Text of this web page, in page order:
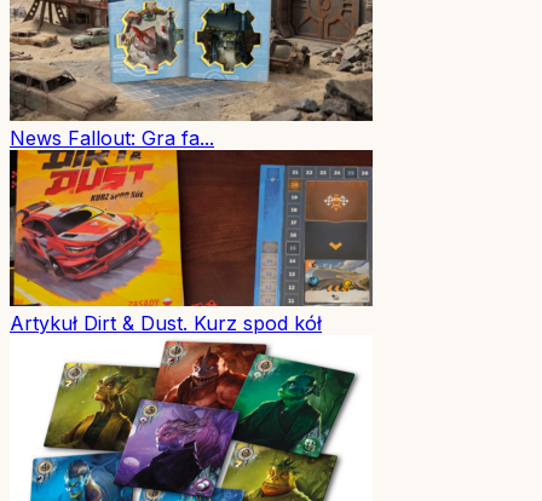
News Fallout: Gra fa...
Artykuł Dirt & Dust. Kurz spod kół